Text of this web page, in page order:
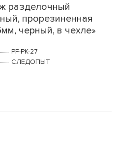
разделочный
прорезиненная
черный, в чехле»
PF-PK-27
СЛЕДОПЫТ